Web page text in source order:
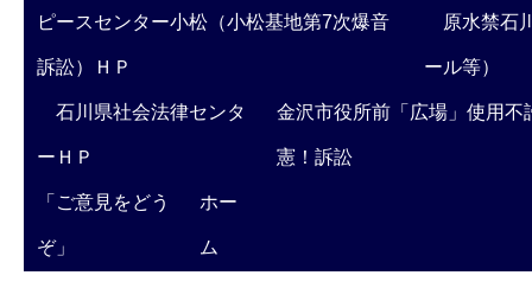
ピースセンター小松（小松基地第7次爆音
訴訟）ＨＰ
原水禁石
ール等）
石川県社会法律センタ
ーＨＰ
金沢市役所前「広場」使用不
憲！訴訟
「ご意見をどう
ぞ」
ホー
ム